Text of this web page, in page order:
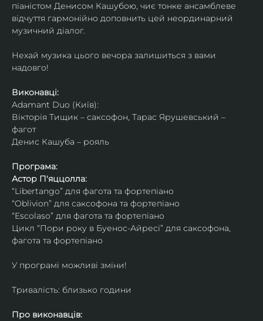
піаністом Денисом Кашубою, чиє тонке ансамблеве
відчуття гармонійно доповнить цей неординарний
музичний діалог.
Нехай музика цього вечора залишиться з вами
надовго!
Виконавці:
Adamant Duo (Київ):
Вікторія Тищик – саксофон, Тарас Ярушевський –
фагот
Денис Кашуба – рояль
Програма:
Астор П'яццолла:
“Libertango” для фагота та фортепіано
“Oblivion” для саксофона та фортепіано
“Escolaso” для фагота та фортепіано
Цикл “Пори року в Буенос-Айресі” для саксофона,
фагота та фортепіано
У програмі можливі зміни!
Тривалість: близько години
Про виконавців: